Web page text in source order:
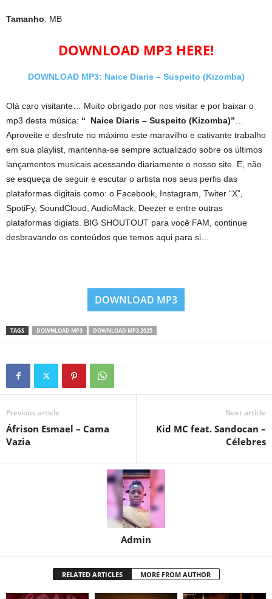
Tamanho: MB
DOWNLOAD MP3 HERE!
DOWNLOAD MP3: Naice Diaris – Suspeito (Kizomba)
Olá caro visitante… Muito obrigado por nos visitar e por baixar o
mp3 desta música: “ Naice Diaris – Suspeito (Kizomba)”
Aproveite e desfrute no máximo este maravilho e cativante trabalho
em sua playlist, mantenha-se sempre actualizado sobre os últimos
lançamentos musicais acessando diariamente o nosso site. E, não
se esqueça de seguir e escutar o artista nos seus perfis das
plataformas digitais como: o Facebook, Instagram, Twiter “X”,
SpotiFy, SoundCloud, AudioMack, Deezer e entre outras
plataformas digiats. BIG SHOUTOUT para você FAM, continue
desbravando os conteúdos que temos aqui para si…
DOWNLOAD MP3
TAGS DOWNLOAD MP3 DOWNLOAD MP3 2025
Previous article
Áfrison Esmael – Cama
Vazia
Next article
Kid MC feat. Sandocan –
Célebres
Admin
RELATED ARTICLES MORE FROM AUTHOR